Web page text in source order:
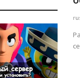
приватный